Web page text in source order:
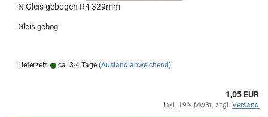
N Gleis gebogen R4 329mm
Gleis gebog
Lieferzeit: ca. 3-4 Tage (Ausland abweichend)
1,05 EUR
inkl. 19% MwSt. zzgl. Versand